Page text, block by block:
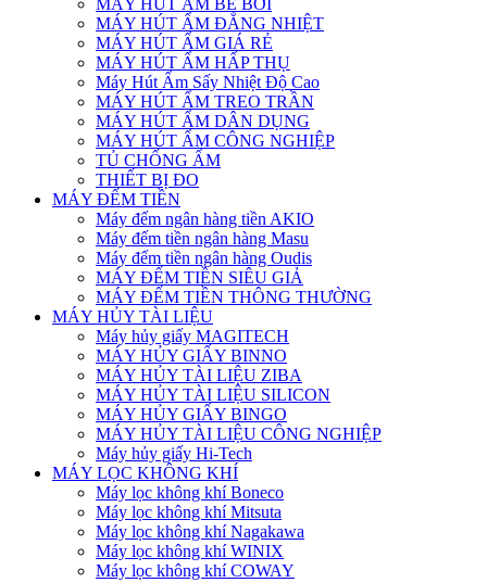
MÁY HÚT ẨM BỂ BƠI
MÁY HÚT ẨM ĐẲNG NHIỆT
MÁY HÚT ẨM GIÁ RẺ
MÁY HÚT ẨM HẤP THỤ
Máy Hút Ẩm Sấy Nhiệt Độ Cao
MÁY HÚT ẨM TREO TRẦN
MÁY HÚT ẨM DÂN DỤNG
MÁY HÚT ẨM CÔNG NGHIỆP
TỦ CHỐNG ẨM
THIẾT BỊ ĐO
MÁY ĐẾM TIỀN
Máy đếm ngân hàng tiền AKIO
Máy đếm tiền ngân hàng Masu
Máy đếm tiền ngân hàng Oudis
MÁY ĐẾM TIỀN SIÊU GIẢ
MÁY ĐẾM TIỀN THÔNG THƯỜNG
MÁY HỦY TÀI LIỆU
Máy hủy giấy MAGITECH
MÁY HỦY GIẤY BINNO
MÁY HỦY TÀI LIỆU ZIBA
MÁY HỦY TÀI LIỆU SILICON
MÁY HỦY GIẤY BINGO
MÁY HỦY TÀI LIỆU CÔNG NGHIỆP
Máy hủy giấy Hi-Tech
MÁY LỌC KHÔNG KHÍ
Máy lọc không khí Boneco
Máy lọc không khí Mitsuta
Máy lọc không khí Nagakawa
Máy lọc không khí WINIX
Máy lọc không khí COWAY